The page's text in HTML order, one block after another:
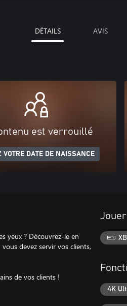
DÉTAILS AVIS
est verrouillé
VOTRE DATE DE NAISSANCE
yeux ? Découvrez-le en
devez servir vos clients,
de vos clients !
4K